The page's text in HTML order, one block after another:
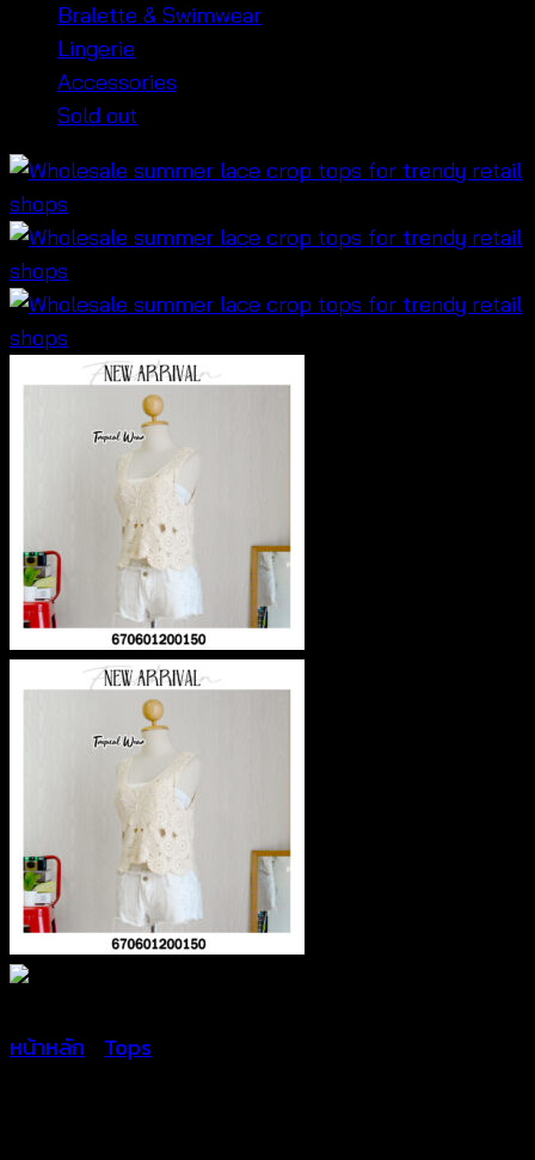
Bralette & Swimwear
Lingerie
Accessories
Sold out
หน้าหลัก Tops